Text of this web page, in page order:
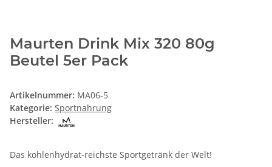
Maurten Drink Mix 320 80g
Beutel 5er Pack
Artikelnummer: MA06-5
Kategorie: Sportnahrung
Hersteller:
Das kohlenhydrat-reichste Sportgetränk der Welt!